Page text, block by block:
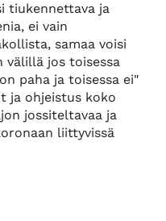
tiukennettava ja
ei vain
samaa voisi
välillä jos toisessa
paha ja toisessa ei"
ja ohjeistus koko
jossiteltavaa ja
liittyvissä